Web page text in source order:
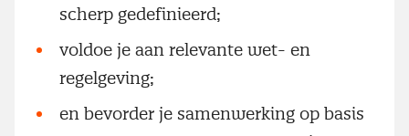
scherp gedefinieerd;
voldoe je aan relevante wet- en
regelgeving;
en bevorder je samenwerking op basis